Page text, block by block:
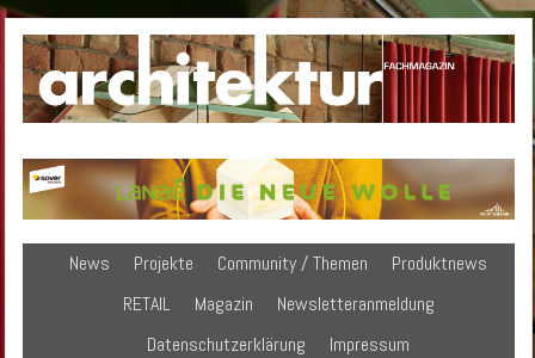
News Projekte Community / Themen
Produktnews
RETAIL
Magazin
Newsletteranmeldung
Datenschutzerklärung
Impressum